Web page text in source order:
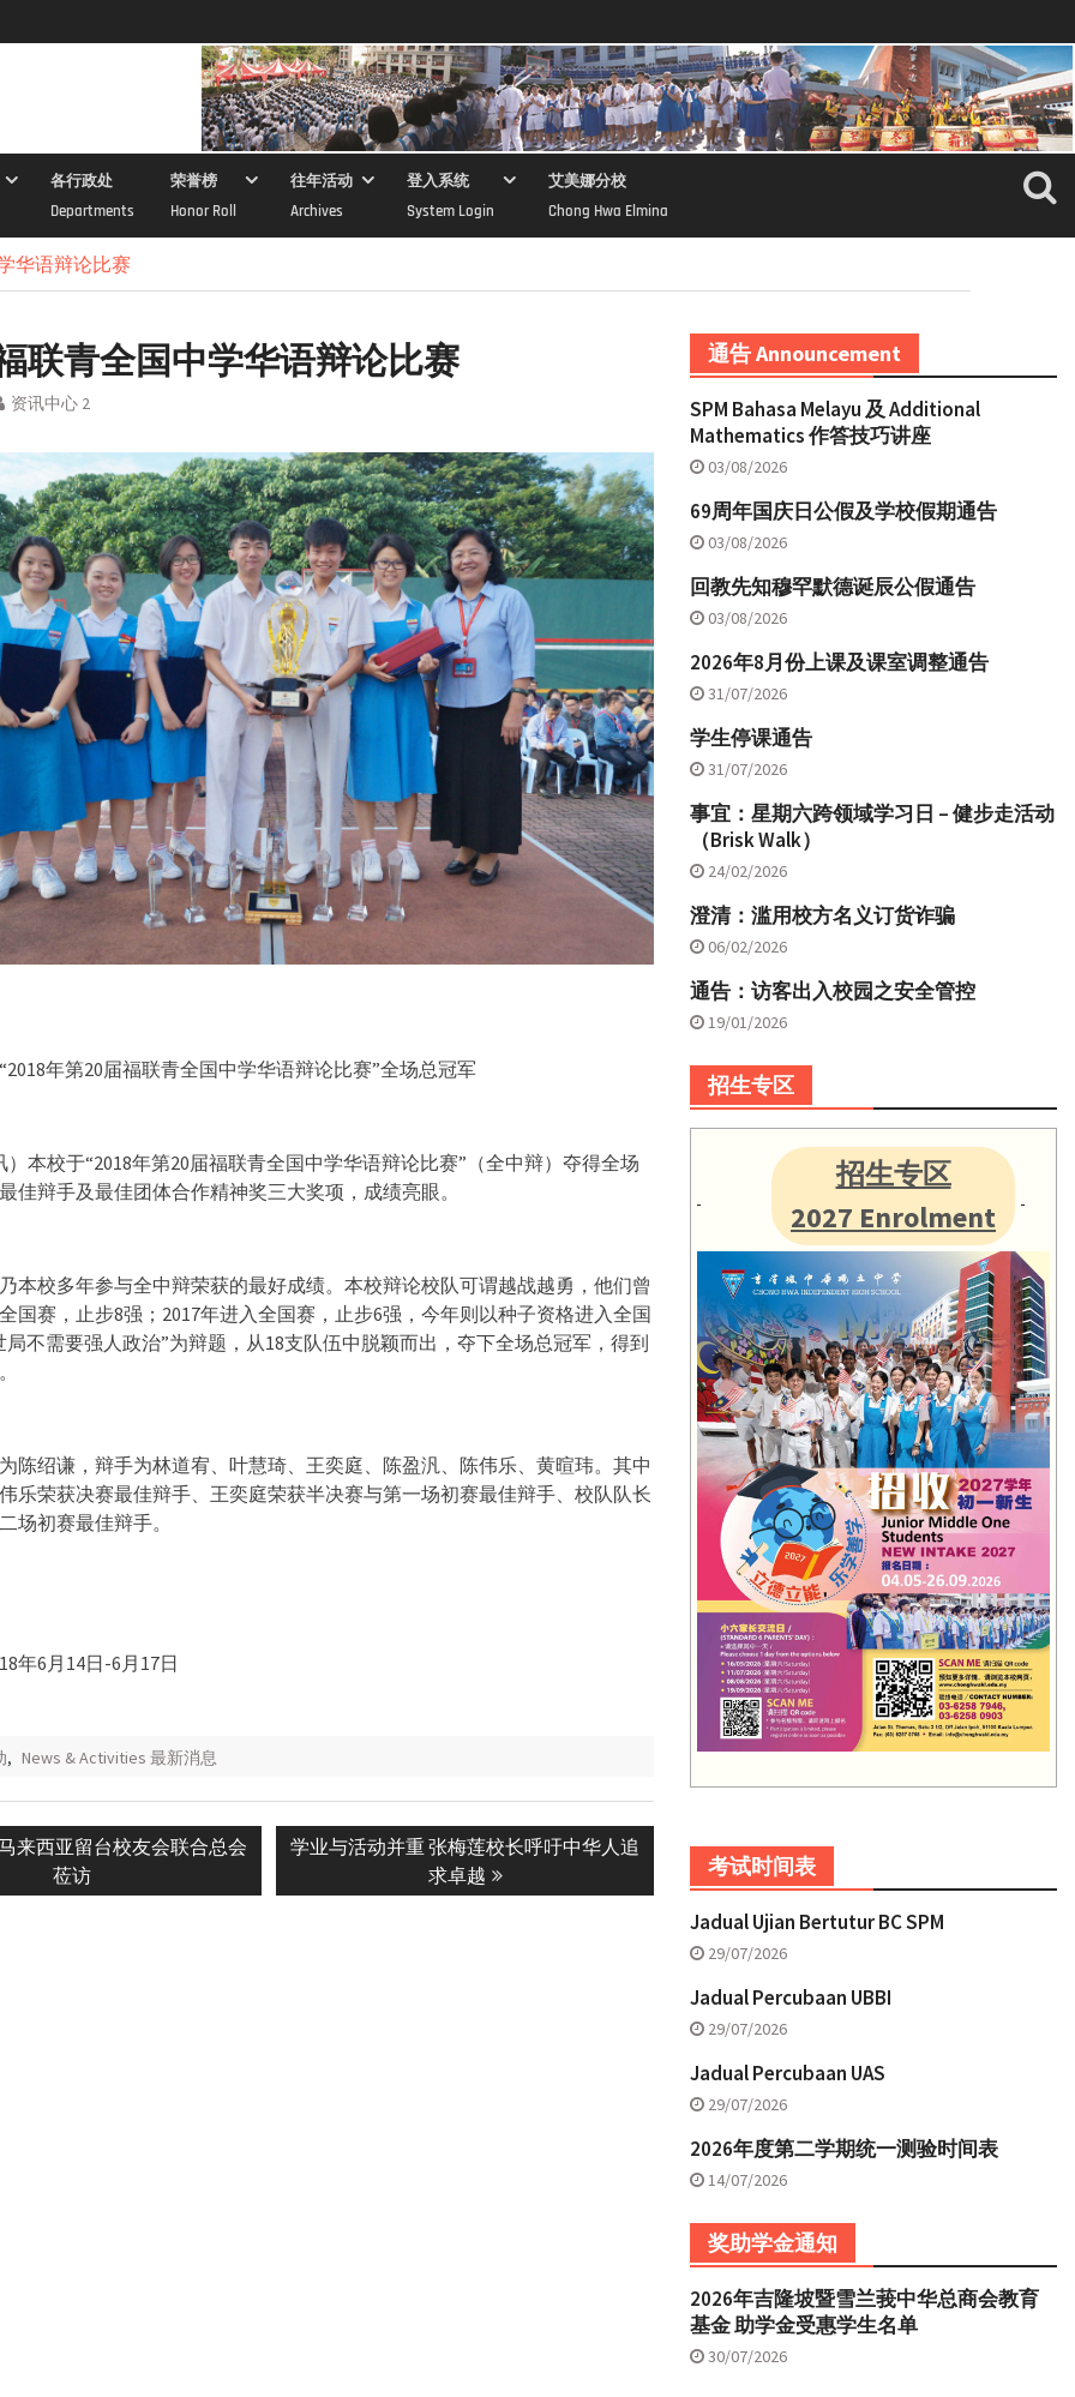
各行政处
Departments
荣誉榜
Honor Roll
往年活动
Archives
登入系统
System Login
艾美娜分校
Chong Hwa Elmina
华语辩论比赛
联青全国中学华语辩论比赛
资讯中心 2
年第20届福联青全国中学华语辩论比赛”全场总冠军
）本校于“2018年第20届福联青全国中学华语辩论比赛”（全中辩）夺得全场
佳辩手及最佳团体合作精神奖三大奖项，成绩亮眼。
本校多年参与全中辩荣获的最好成绩。本校辩论校队可谓越战越勇，他们曾
国赛，止步8强；2017年进入全国赛，止步6强，今年则以种子资格进入全国
局不需要强人政治”为辩题，从18支队伍中脱颖而出，夺下全场总冠军，得到
陈绍谦，辩手为林道宥、叶慧琦、王奕庭、陈盈汎、陈伟乐、黄暄玮。其中
乐荣获决赛最佳辩手、王奕庭荣获半决赛与第一场初赛最佳辩手、校队队长
场初赛最佳辩手。
年6月14日-6月17日
, News & Activities 最新消息
来西亚留台校友会联合总会
莅访
Next
学业与活动并重 张梅莲校长呼吁中华人追
求卓越
通告 Announcement
SPM Bahasa Melayu 及 Additional
Mathematics 作答技巧讲座
03/08/2026
69周年国庆日公假及学校假期通告
03/08/2026
回教先知穆罕默德诞辰公假通告
03/08/2026
2026年8月份上课及课室调整通告
31/07/2026
学生停课通告
31/07/2026
事宜：星期六跨领域学习日 – 健步走活动
（Brisk Walk）
24/02/2026
澄清：滥用校方名义订货诈骗
06/02/2026
通告：访客出入校园之安全管控
19/01/2026
招生专区
招生专区
2027 Enrolment
考试时间表
Jadual Ujian Bertutur BC SPM
29/07/2026
Jadual Percubaan UBBI
29/07/2026
Jadual Percubaan UAS
29/07/2026
2026年度第二学期统一测验时间表
14/07/2026
奖助学金通知
2026年吉隆坡暨雪兰莪中华总商会教育
基金 助学金受惠学生名单
30/07/2026